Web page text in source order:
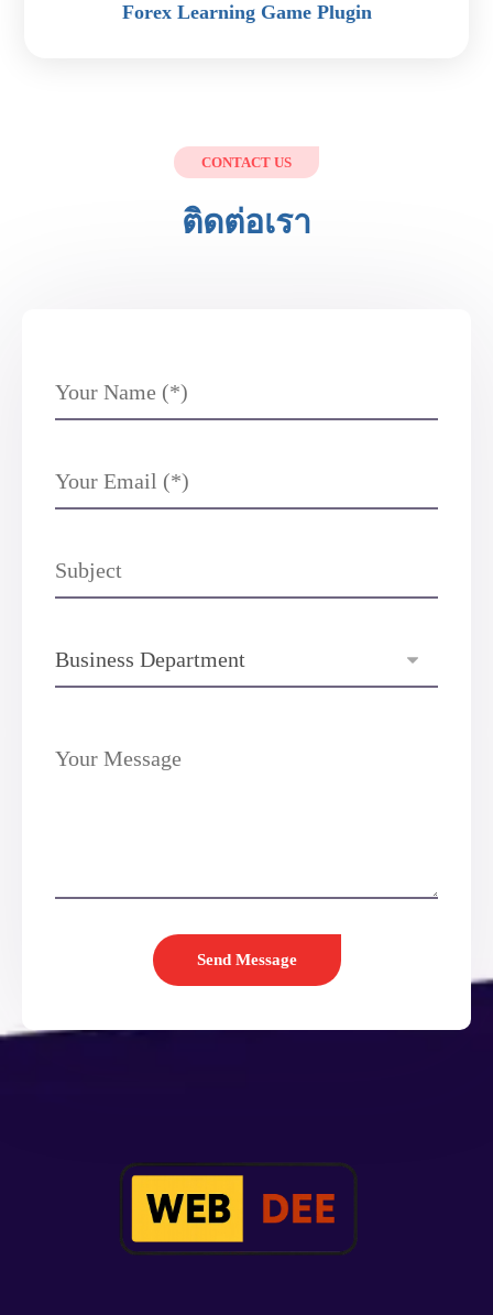
Forex Learning Game Plugin
CONTACT US
ติดต่อเรา